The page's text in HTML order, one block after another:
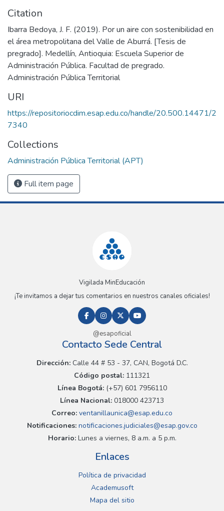
Citation
Ibarra Bedoya, J. F. (2019). Por un aire con sostenibilidad en
el área metropolitana del Valle de Aburrá. [Tesis de
pregrado]. Medellín, Antioquia: Escuela Superior de
Administración Pública. Facultad de pregrado.
Administración Pública Territorial
URI
https://repositoriocdim.esap.edu.co/handle/20.500.14471/2
7340
Collections
Administración Pública Territorial (APT)
Full item page
Vigilada MinEducación
¡Te invitamos a dejar tus comentarios en nuestros canales oficiales!
@esapoficial
Contacto Sede Central
Dirección:Calle 44 # 53 - 37, CAN, Bogotá D.C.
Código postal: 111321
Línea Bogotá:(+57) 601 7956110
Línea Nacional: 018000 423713
Correo: ventanillaunica@esap.edu.co
Notificaciones:notificaciones.judiciales@esap.gov.co
Horario:Lunes a viernes, 8 a.m. a 5 p.m.
Enlaces
Política de privacidad
Academusoft
Mapa del sitio